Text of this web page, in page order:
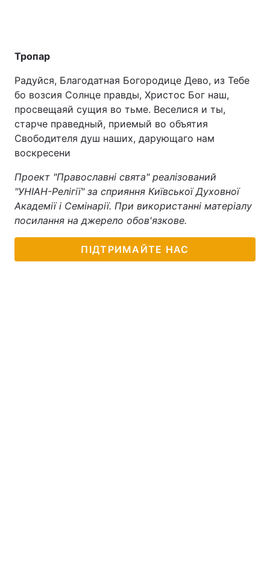
Тропар
Радуйся, Благодатная Богородице Дево, из Тебе
бо возсия Солнце правды, Христос Бог наш,
просвещаяй сущия во тьме. Веселися и ты,
старче праведный, приемый во объятия
Свободителя душ наших, дарующаго нам
воскресени
Проект "Православні свята" реалізований
"УНІАН-Релігії" за сприяння Київської Духовної
Академії і Семінарії. При використанні матеріалу
посилання на джерело обов'язкове.
ПІДТРИМАЙТЕ НАС